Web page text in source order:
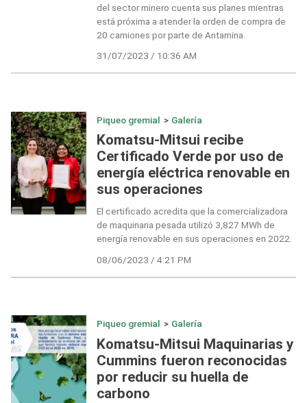
del sector minero cuenta sus planes mientras
está próxima a atender la orden de compra de
20 camiones por parte de Antamina.
31/07/2023 / 10:36 AM
Piqueo gremial > Galería
Komatsu-Mitsui recibe
Certificado Verde por uso de
energía eléctrica renovable en
sus operaciones
El certificado acredita que la comercializadora
de maquinaria pesada utilizó 3,827 MWh de
energía renovable en sus operaciones en 2022.
08/06/2023 / 4:21 PM
Piqueo gremial > Galería
Komatsu-Mitsui Maquinarias y
Cummins fueron reconocidas
por reducir su huella de
carbono